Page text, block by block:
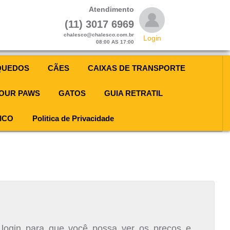
Atendimento
(11) 3017 6969
chalesco@chalesco.com.br
08:00 AS 17:00
Login
CÃES CAIXAS DE TRANSPORTE
PAWS GATOS GUIA RETRATIL
Politica de Privacidade